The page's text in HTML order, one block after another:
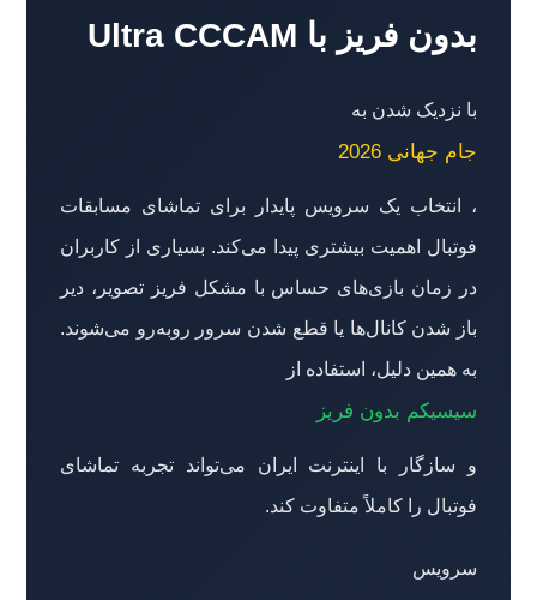
بدون فریز با Ultra CCCAM
با نزدیک شدن به
جام جهانی 2026
، انتخاب یک سرویس پایدار برای تماشای مسابقات
فوتبال اهمیت بیشتری پیدا می‌کند. بسیاری از کاربران
در زمان بازی‌های حساس با مشکل فریز تصویر، دیر
باز شدن کانال‌ها یا قطع شدن سرور روبه‌رو می‌شوند.
به همین دلیل، استفاده از
سیسیکم بدون فریز
و سازگار با اینترنت ایران می‌تواند تجربه تماشای
فوتبال را کاملاً متفاوت کند.
سرویس